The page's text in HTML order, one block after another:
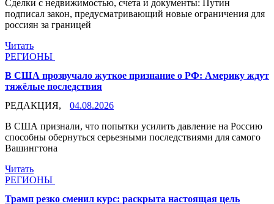
Сделки с недвижимостью, счета и документы: Путин
подписал закон, предусматривающий новые ограничения для
россиян за границей
Читать
РЕГИОНЫ
В США прозвучало жуткое признание о РФ: Америку ждут
тяжёлые последствия
РЕДАКЦИЯ,
04.08.2026
В США признали, что попытки усилить давление на Россию
способны обернуться серьезными последствиями для самого
Вашингтона
Читать
РЕГИОНЫ
Трамп резко сменил курс: раскрыта настоящая цель